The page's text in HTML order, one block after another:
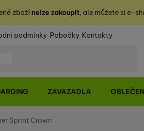
zboží nelze zakoupit, ale můžete si e-
podmínky Pobočky Kontakty
ZAVAZADLA
Sprint Crown